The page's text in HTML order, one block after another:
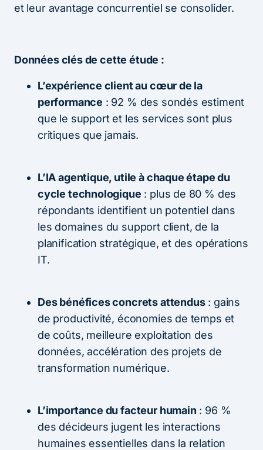
et leur avantage concurrentiel se consolider.
Données clés de cette étude :
L’expérience client au cœur de la
performance : 92 % des sondés estiment
que le support et les services sont plus
critiques que jamais.
L’IA agentique, utile à chaque étape du
cycle technologique : plus de 80 % des
répondants identifient un potentiel dans
les domaines du support client, de la
planification stratégique, et des opérations
IT.
Des bénéfices concrets attendus: gains
de productivité, économies de temps et
de coûts, meilleure exploitation des
données, accélération des projets de
transformation numérique.
L’importance du facteur humain : 96 %
des décideurs jugent les interactions
humaines essentielles dans la relation